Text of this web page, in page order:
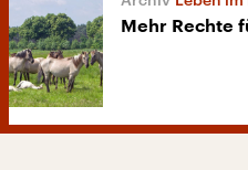
Mehr Rechte